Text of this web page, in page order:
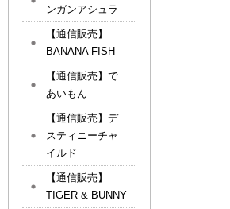
ンガンアシュラ
【通信販売】
BANANA FISH
【通信販売】で
あいもん
【通信販売】デ
スティニーチャ
イルド
【通信販売】
TIGER & BUNNY